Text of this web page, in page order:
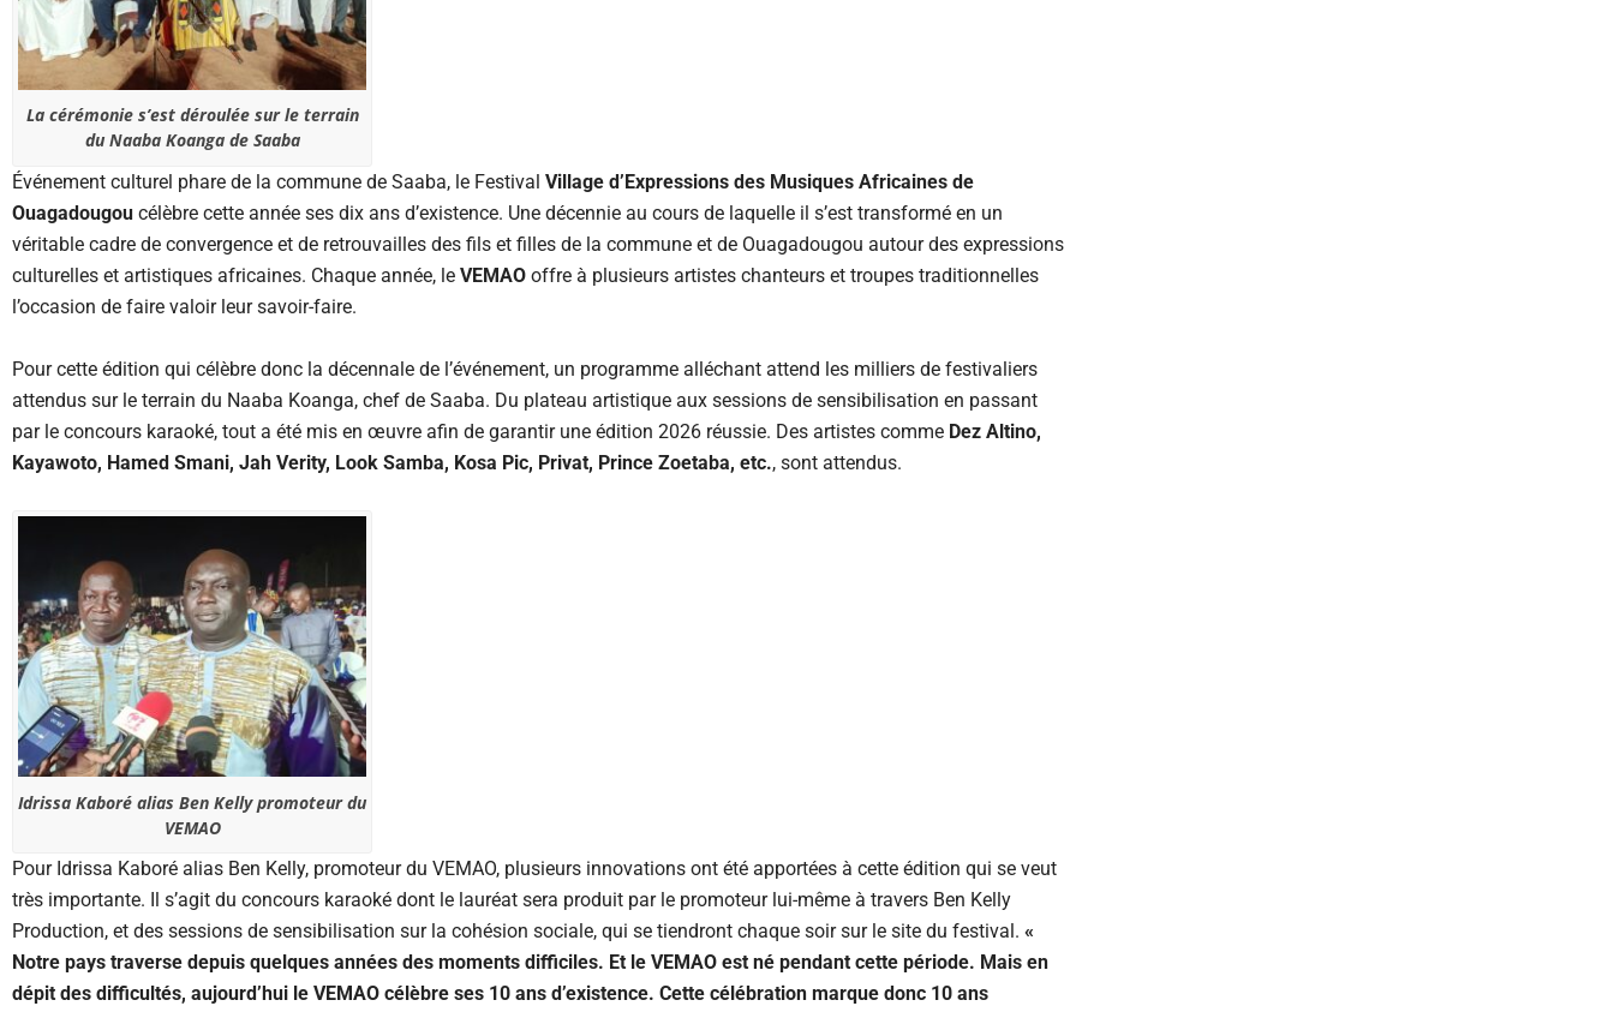
La cérémonie s’est déroulée sur le terrain
du Naaba Koanga de Saaba
Événement culturel phare de la commune de Saaba, le Festival Village d’Expressions des Musiques Africaines de
Ouagadougou célèbre cette année ses dix ans d’existence. Une décennie au cours de laquelle il s’est transformé en un
véritable cadre de convergence et de retrouvailles des fils et filles de la commune et de Ouagadougou autour des expressions
culturelles et artistiques africaines. Chaque année, le VEMAO offre à plusieurs artistes chanteurs et troupes traditionnelles
l’occasion de faire valoir leur savoir-faire.
Pour cette édition qui célèbre donc la décennale de l’événement, un programme alléchant attend les milliers de festivaliers
attendus sur le terrain du Naaba Koanga, chef de Saaba. Du plateau artistique aux sessions de sensibilisation en passant
par le concours karaoké, tout a été mis en œuvre afin de garantir une édition 2026 réussie. Des artistes comme Dez Altino,
Kayawoto, Hamed Smani, Jah Verity, Look Samba, Kosa Pic, Privat, Prince Zoetaba, etc., sont attendus.
Idrissa Kaboré alias Ben Kelly promoteur du
VEMAO
Pour Idrissa Kaboré alias Ben Kelly, promoteur du VEMAO, plusieurs innovations ont été apportées à cette édition qui se veut
très importante. Il s’agit du concours karaoké dont le lauréat sera produit par le promoteur lui-même à travers Ben Kelly
Production, et des sessions de sensibilisation sur la cohésion sociale, qui se tiendront chaque soir sur le site du festival. «
Notre pays traverse depuis quelques années des moments difficiles. Et le VEMAO est né pendant cette période. Mais en
dépit des difficultés, aujourd’hui le VEMAO célèbre ses 10 ans d’existence. Cette célébration marque donc 10 ans